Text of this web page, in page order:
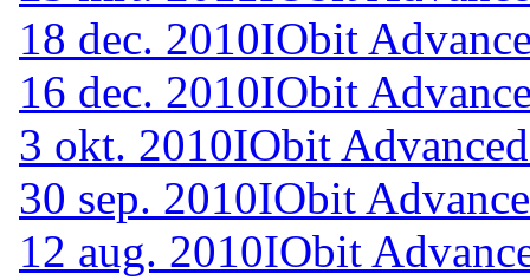
18 dec. 2010IObit
16 dec. 2010IObit
3 okt. 2010IObit
30 sep. 2010IObit
12 aug. 2010IObit